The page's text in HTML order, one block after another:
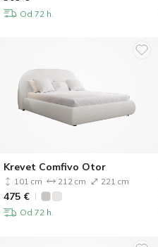
Od 72 h.
Krevet Comfivo Otor
101 cm 212 cm 221 cm
475 €
Od 72 h.